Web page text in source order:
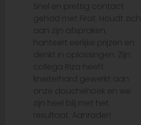
Snel en prettig contact
gehad met Firat. Houdt zich
aan zijn afspraken,
hanteert eerlijke prijzen en
denkt in oplossingen. Zijn
collega Riza heeft
kneiterhard gewerkt aan
onze douchehoek en we
zijn heel blij met het
resultaat. Aanrader!